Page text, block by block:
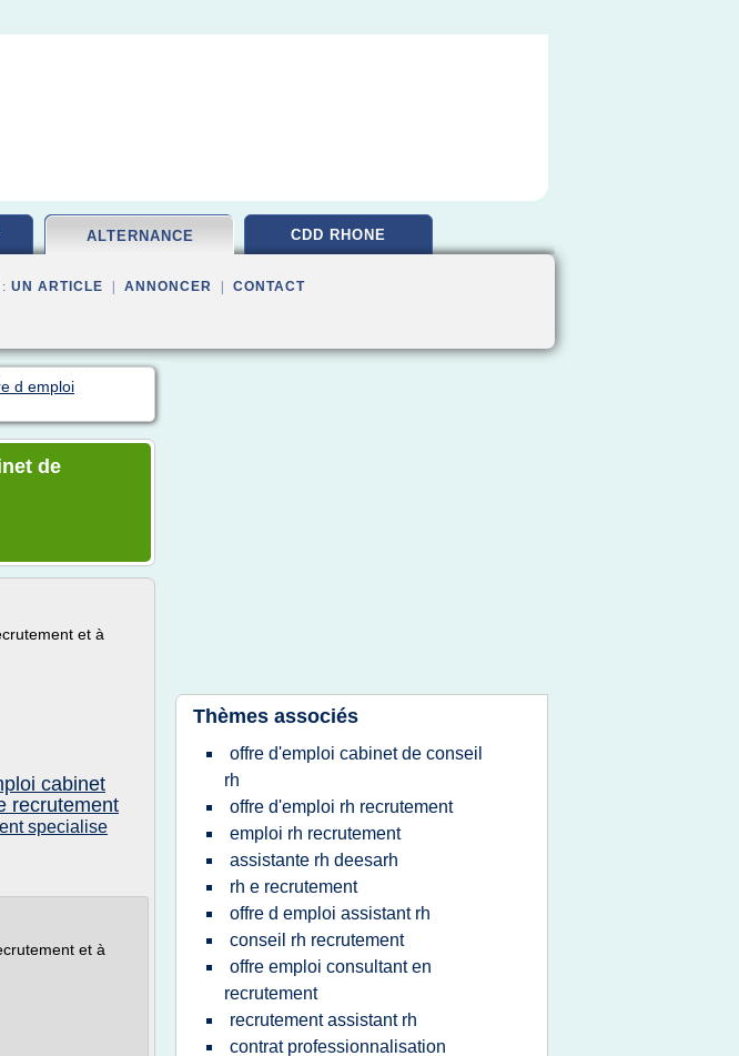
ALTERNANCE CDD RHONE
UN ARTICLE ANNONCER CONTACT
d emploi
de
et à
cabinet
recrutement
specialise
et à
Thèmes associés
offre d'emploi cabinet de conseil
rh
offre d'emploi rh recrutement
emploi rh recrutement
assistante rh deesarh
rh e recrutement
offre d emploi assistant rh
conseil rh recrutement
offre emploi consultant en
recrutement
recrutement assistant rh
contrat professionnalisation